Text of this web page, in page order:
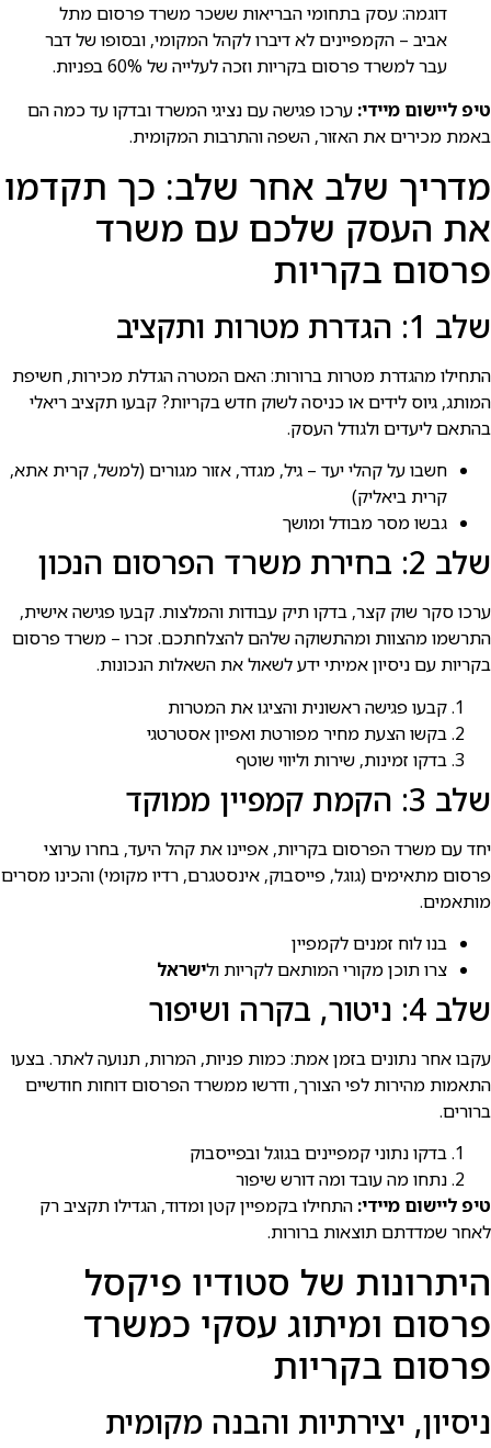
דוגמה: עסק בתחומי הבריאות ששכר משרד פרסום מתל
אביב – הקמפיינים לא דיברו לקהל המקומי, ובסופו של דבר
עבר למשרד פרסום בקריות וזכה לעלייה של 60% בפניות.
טיפ ליישום מיידי: ערכו פגישה עם נציגי המשרד ובדקו עד כמה הם
באמת מכירים את האזור, השפה והתרבות המקומית.
מדריך שלב אחר שלב: כך תקדמו
את העסק שלכם עם משרד
פרסום בקריות
שלב 1: הגדרת מטרות ותקציב
התחילו מהגדרת מטרות ברורות: האם המטרה הגדלת מכירות, חשיפת
המותג, גיוס לידים או כניסה לשוק חדש בקריות? קבעו תקציב ריאלי
בהתאם ליעדים ולגודל העסק.
חשבו על קהלי יעד – גיל, מגדר, אזור מגורים (למשל, קרית אתא,
קרית ביאליק)
גבשו מסר מבודל ומושך
שלב 2: בחירת משרד הפרסום הנכון
ערכו סקר שוק קצר, בדקו תיק עבודות והמלצות. קבעו פגישה אישית,
התרשמו מהצוות ומהתשוקה שלהם להצלחתכם. זכרו – משרד פרסום
בקריות עם ניסיון אמיתי ידע לשאול את השאלות הנכונות.
קבעו פגישה ראשונית והציגו את המטרות
בקשו הצעת מחיר מפורטת ואפיון אסטרטגי
בדקו זמינות, שירות וליווי שוטף
שלב 3: הקמת קמפיין ממוקד
יחד עם משרד הפרסום בקריות, אפיינו את קהל היעד, בחרו ערוצי
פרסום מתאימים (גוגל, פייסבוק, אינסטגרם, רדיו מקומי) והכינו מסרים
מותאמים.
בנו לוח זמנים לקמפיין
צרו תוכן מקורי המותאם לקריות ולישראל
שלב 4: ניטור, בקרה ושיפור
עקבו אחר נתונים בזמן אמת: כמות פניות, המרות, תנועה לאתר. בצעו
התאמות מהירות לפי הצורך, ודרשו ממשרד הפרסום דוחות חודשיים
ברורים.
בדקו נתוני קמפיינים בגוגל ובפייסבוק
נתחו מה עובד ומה דורש שיפור
טיפ ליישום מיידי: התחילו בקמפיין קטן ומדוד, הגדילו תקציב רק
לאחר שמדדתם תוצאות ברורות.
היתרונות של סטודיו פיקסל
פרסום ומיתוג עסקי כמשרד
פרסום בקריות
ניסיון, יצירתיות והבנה מקומית